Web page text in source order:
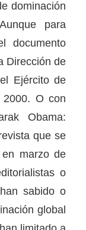
dominación
para
documento
Dirección de
Ejército de
O con
Obama:
que se
marzo de
o
sabido o
global